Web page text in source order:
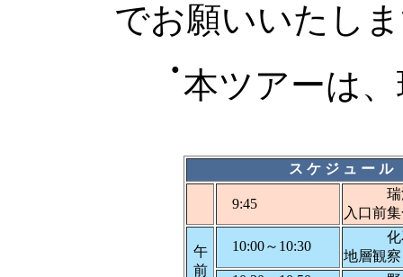
でお願いいたし
● 本ツアーは
ス ケ ジ ュ ー ル
9:45
瑞浪
入口前
午
前
10:00～10:30
化石
地層観察